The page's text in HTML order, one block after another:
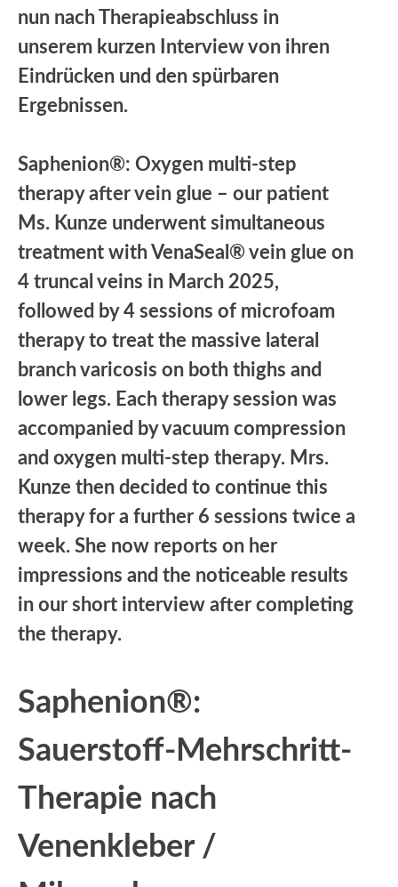
nun nach Therapieabschluss in
unserem kurzen Interview von ihren
Eindrücken und den spürbaren
Ergebnissen.
Saphenion®: Oxygen multi-step
therapy after vein glue – our patient
Ms. Kunze underwent simultaneous
treatment with VenaSeal® vein glue on
4 truncal veins in March 2025,
followed by 4 sessions of microfoam
therapy to treat the massive lateral
branch varicosis on both thighs and
lower legs. Each therapy session was
accompanied by vacuum compression
and oxygen multi-step therapy. Mrs.
Kunze then decided to continue this
therapy for a further 6 sessions twice a
week. She now reports on her
impressions and the noticeable results
in our short interview after completing
the therapy.
Saphenion®:
Sauerstoff-Mehrschritt-
Therapie nach
Venenkleber /